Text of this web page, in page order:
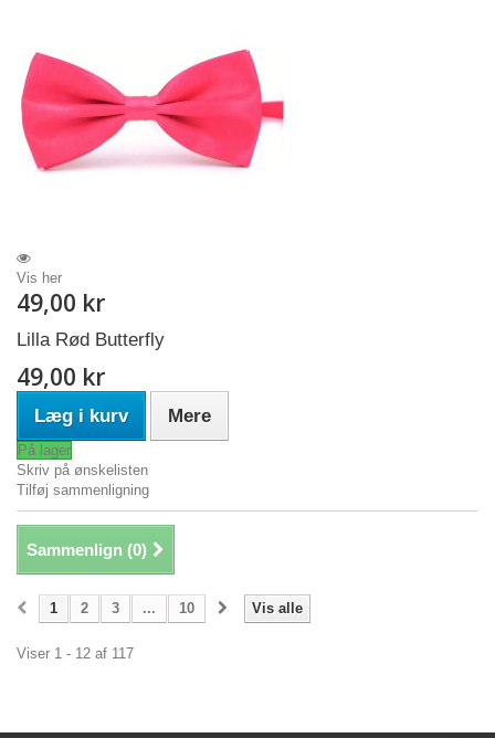
Vis her
49,00 kr
Lilla Rød Butterfly
49,00 kr
Læg i kurv Mere
På lager
Skriv på ønskelisten
Tilføj sammenligning
Sammenlign (0)
Vis alle
1 2 3 ... 10
Viser 1 - 12 af 117